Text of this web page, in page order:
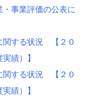
事業評価の公表に
関する状況 【２０
績）】
関する状況 【２０
績）】